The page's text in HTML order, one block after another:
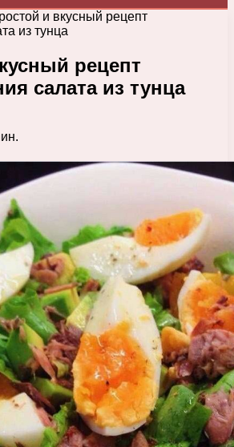
и вкусный рецепт
из тунца
рецепт
салата из тунца